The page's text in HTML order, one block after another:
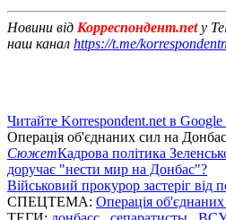
Новини від Корреспондент.netу
наш канал https://t.me/
Читайте Korrespondent.net в
Операція об'єднаних сил на
СюжетКадрова політика
доручає "нести мир на Донбас"?
Військовий прокурор застеріг
СПЕЦТЕМА: Операція